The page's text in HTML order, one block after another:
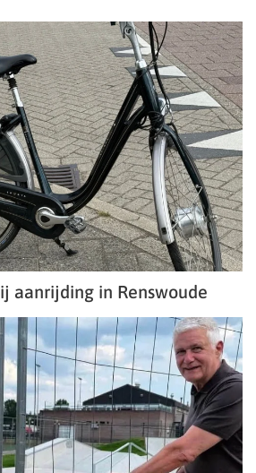
aanrijding in Renswoude